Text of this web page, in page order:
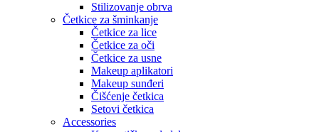
Stilizovanje obrva
Četkice za šminkanje
Četkice za lice
Četkice za oči
Četkice za usne
Makeup aplikatori
Makeup sunđeri
Čišćenje četkica
Setovi četkica
Accessories